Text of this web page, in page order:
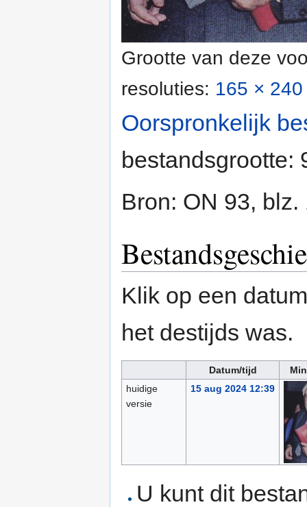
Grootte van deze
resoluties: 165 ×
Oorspronkelijk
bestandsgrootte:
Bron: ON 93, blz.
Klik op een
het destijds was.
Datum/tijd
huidige
versie
15 aug 2024 12:39
U kunt dit